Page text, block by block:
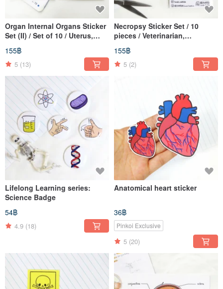
Organ Internal Organs Sticker
Set (II) / Set of 10 / Uterus,
Large & Small Intestines,
Bladder, Tongue, Liver
155฿
5 (13)
Necropsy Sticker Set / 10
pieces / Veterinarian,
Skeleton, Cetacean, Surgery,
Stranding
155฿
5 (2)
Lifelong Learning series:
Science Badge
54฿
4.9 (18)
Anatomical heart sticker
36฿
Pinkoi Exclusive
5 (20)